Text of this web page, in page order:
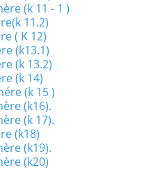
(k 11 - 1 )
11.2)
( K 12)
(k13.1)
(k 13.2)
(k 14)
(k 15 )
(k16).
(k 17).
(k18)
(k19).
(k20)